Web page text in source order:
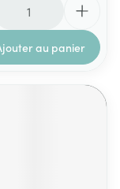
au panier